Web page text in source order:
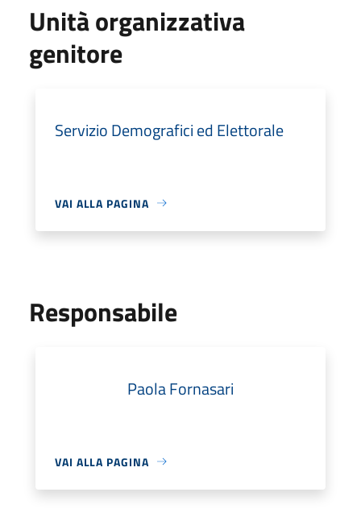
Unità organizzativa
genitore
Servizio Demografici ed Elettorale
VAI ALLA PAGINA
Responsabile
Paola Fornasari
VAI ALLA PAGINA